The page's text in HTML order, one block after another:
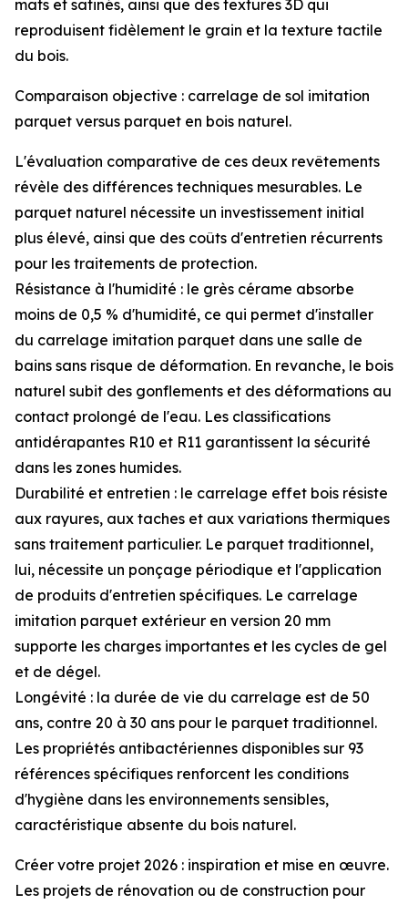
mats et satinés, ainsi que des textures 3D qui
reproduisent fidèlement le grain et la texture tactile
du bois.
Comparaison objective : carrelage de sol imitation
parquet versus parquet en bois naturel.
L'évaluation comparative de ces deux revêtements
révèle des différences techniques mesurables. Le
parquet naturel nécessite un investissement initial
plus élevé, ainsi que des coûts d'entretien récurrents
pour les traitements de protection.
Résistance à l'humidité : le grès cérame absorbe
moins de 0,5 % d'humidité, ce qui permet d'installer
du carrelage imitation parquet dans une salle de
bains sans risque de déformation. En revanche, le bois
naturel subit des gonflements et des déformations au
contact prolongé de l'eau. Les classifications
antidérapantes R10 et R11 garantissent la sécurité
dans les zones humides.
Durabilité et entretien : le carrelage effet bois résiste
aux rayures, aux taches et aux variations thermiques
sans traitement particulier. Le parquet traditionnel,
lui, nécessite un ponçage périodique et l'application
de produits d'entretien spécifiques. Le carrelage
imitation parquet extérieur en version 20 mm
supporte les charges importantes et les cycles de gel
et de dégel.
Longévité : la durée de vie du carrelage est de 50
ans, contre 20 à 30 ans pour le parquet traditionnel.
Les propriétés antibactériennes disponibles sur 93
références spécifiques renforcent les conditions
d'hygiène dans les environnements sensibles,
caractéristique absente du bois naturel.
Créer votre projet 2026 : inspiration et mise en œuvre.
Les projets de rénovation ou de construction pour